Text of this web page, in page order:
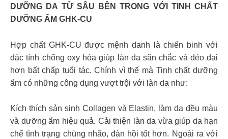
DƯỠNG DA TỪ SÂU BÊN TRONG VỚI TINH CHẤT
DƯỠNG ẨM GHK-CU
Hợp chất GHK-CU được mệnh danh là chiến binh với
đặc tính chống oxy hóa giúp làn da săn chắc và dẻo dai
hơn bất chấp tuổi tác. Chính vì thế mà Tinh chất dưỡng
ẩm có những công dụng vượt trội với làn da như:
Kích thích sản sinh Collagen và Elastin, làm da đều màu
và dưỡng ẩm hiệu quả. Cải thiện làn da vừa giúp da hạn
chế tình trạng chùng nhão, đàn hồi tốt hơn. Ngoài ra với